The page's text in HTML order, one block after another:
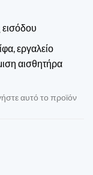
εργαλείο
αισθητήρα
αυτό το προϊόν